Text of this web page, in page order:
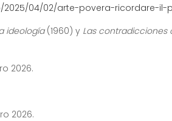
2025/04/02/arte-povera-ricordare-il-
ideología(1960) y Las contradicciones
2026.
2026.